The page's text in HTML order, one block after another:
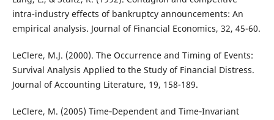
intra-industry effects of bankruptcy announcements: An
empirical analysis. Journal of Financial Economics, 32, 45-60.
LeClere, M.J. (2000). The Occurrence and Timing of Events:
Survival Analysis Applied to the Study of Financial Distress.
Journal of Accounting Literature, 19, 158-189.
LeClere, M. (2005) Time‐Dependent and Time‐Invariant